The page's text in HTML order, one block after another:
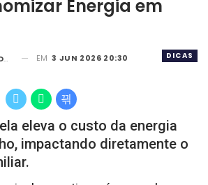
Energia em
DICAS
EM 3 JUN 2026 20:30
eleva o custo da energia
impactando diretamente o